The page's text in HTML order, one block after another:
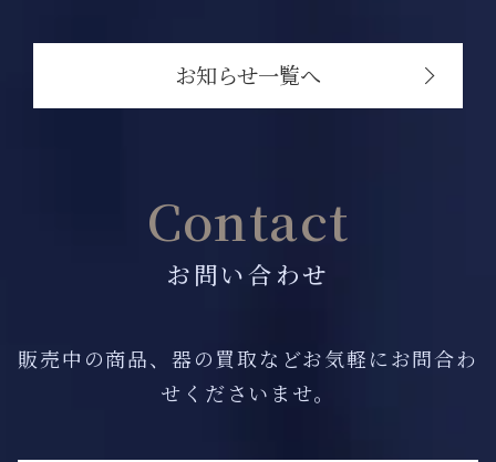
お知らせ一覧へ
Contact
お問い合わせ
販売中の商品、器の買取などお気軽にお問合わ
せくださいませ。